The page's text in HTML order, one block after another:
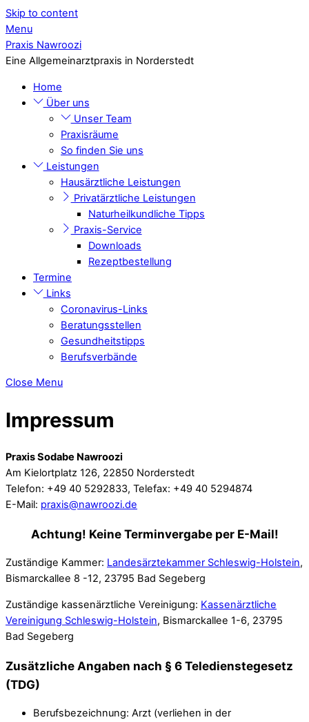
Skip to content
Menu
Praxis Nawroozi
Eine Allgemeinarztpraxis in Norderstedt
Home
Über uns
Unser Team
Praxisräume
So finden Sie uns
Leistungen
Hausärztliche Leistungen
Privatärztliche Leistungen
Naturheilkundliche Tipps
Praxis-Service
Downloads
Rezeptbestellung
Termine
Links
Coronavirus-Links
Beratungsstellen
Gesundheitstipps
Berufsverbände
Close Menu
Impressum
Praxis Sodabe Nawroozi
Am Kielortplatz 126, 22850 Norderstedt
Telefon: +49 40 5292833, Telefax: +49 40 5294874
E-Mail: praxis@nawroozi.de
Achtung! Keine Terminvergabe per E-Mail!
Zuständige Kammer: Landesärztekammer Schleswig-Holstein,
Bismarckallee 8 -12, 23795 Bad Segeberg
Zuständige kassenärztliche Vereinigung: Kassenärztliche
Vereinigung Schleswig-Holstein, Bismarckallee 1-6, 23795
Bad Segeberg
Zusätzliche Angaben nach § 6 Teledienstegesetz
(TDG)
Berufsbezeichnung: Arzt (verliehen in der